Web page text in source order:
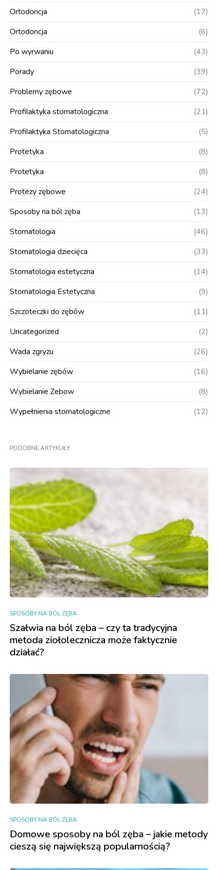
Ortodoncja
(17)
Ortodoncja
(6)
Po wyrwaniu
(43)
Porady
(39)
Problemy zębowe
(72)
Profilaktyka stomatologiczna
(21)
Profilaktyka Stomatologiczna
(5)
Protetyka
(8)
Protetyka
(8)
Protezy zębowe
(24)
Sposoby na ból zęba
(13)
Stomatologia
(46)
Stomatologia dziecięca
(33)
Stomatologia estetyczna
(14)
Stomatologia Estetyczna
(9)
Szczoteczki do zębów
(11)
Uncategorized
(2)
Wada zgryzu
(26)
Wybielanie zębów
(16)
Wybielanie Zebow
(8)
Wypełnienia stomatologiczne
(12)
PODOBNE ARTYKUŁY
SPOSOBY NA BÓL ZĘBA
Szałwia na ból zęba – czy ta tradycyjna
metoda ziołolecznicza może faktycznie
działać?
SPOSOBY NA BÓL ZĘBA
Domowe sposoby na ból zęba – jakie metody
cieszą się największą popularnością?